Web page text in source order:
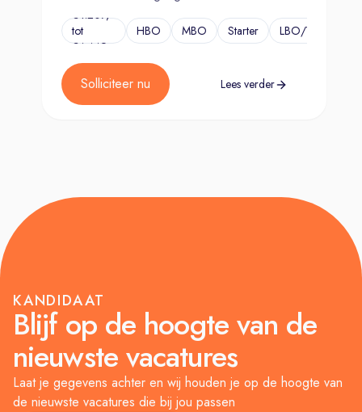
€4.207,-
tot
€4.449,-.
HBO MBO Starter LBO/VMBO
Solliciteer nu Lees verder
KANDIDAAT
Blijf op de hoogte van de
nieuwste vacatures
Laat je gegevens achter en wij houden je op de hoogte van
de nieuwste vacatures die bij jou passen